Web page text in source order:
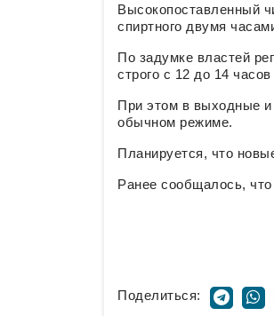
Высокопоставленный
спиртного двумя
По задумке властей
строго с 12 до 14
При этом в выходные и
обычном режиме.
Планируется, что
Ранее сообщалось,
Поделиться: